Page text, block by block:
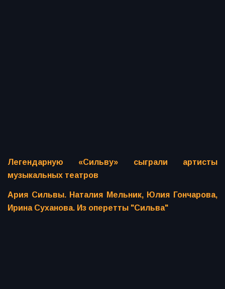
Легендарную «Сильву» сыграли артисты
музыкальных театров
Ария Сильвы. Наталия Мельник, Юлия Гончарова,
Ирина Суханова. Из оперетты "Сильва"